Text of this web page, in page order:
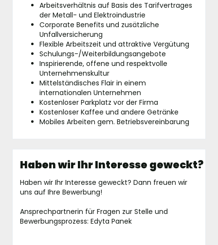
Arbeitsverhältnis auf Basis des Tarifvertrages
der Metall- und Elektroindustrie
Corporate Benefits und zusätzliche
Unfallversicherung
Flexible Arbeitszeit und attraktive Vergütung
Schulungs-/Weiterbildungsangebote
Inspirierende, offene und respektvolle
Unternehmenskultur
Mittelständisches Flair in einem
internationalen Unternehmen
Kostenloser Parkplatz vor der Firma
Kostenloser Kaffee und andere Getränke
Mobiles Arbeiten gem. Betriebsvereinbarung
Haben wir Ihr Interesse geweckt?
Haben wir Ihr Interesse geweckt? Dann freuen wir
uns auf Ihre Bewerbung!
Ansprechpartnerin für Fragen zur Stelle und
Bewerbungsprozess: Edyta Panek